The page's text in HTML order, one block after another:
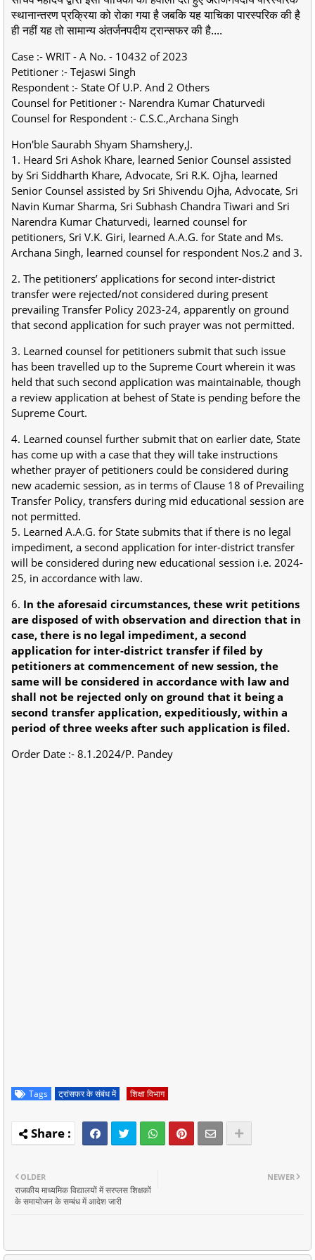
स्थानान्तरण प्रक्रिया को रोका गया है जबकि यह याचिका पारस्परिक की है
ही नहीं यह तो सामान्य अंतर्जनपदीय ट्रान्सफर की है....
Case :- WRIT - A No. - 10432 of 2023
Petitioner :- Tejaswi Singh
Respondent :- State Of U.P. And 2 Others
Counsel for Petitioner :- Narendra Kumar Chaturvedi
Counsel for Respondent :- C.S.C.,Archana Singh
Hon'ble Saurabh Shyam Shamshery,J.
1. Heard Sri Ashok Khare, learned Senior Counsel assisted
by Sri Siddharth Khare, Advocate, Sri R.K. Ojha, learned
Senior Counsel assisted by Sri Shivendu Ojha, Advocate, Sri
Navin Kumar Sharma, Sri Subhash Chandra Tiwari and Sri
Narendra Kumar Chaturvedi, learned counsel for
petitioners, Sri V.K. Giri, learned A.A.G. for State and Ms.
Archana Singh, learned counsel for respondent Nos.2 and 3.
2. The petitioners’ applications for second inter-district
transfer were rejected/not considered during present
prevailing Transfer Policy 2023-24, apparently on ground
that second application for such prayer was not permitted.
3. Learned counsel for petitioners submit that such issue
has been travelled up to the Supreme Court wherein it was
held that such second application was maintainable, though
a review application at behest of State is pending before the
Supreme Court.
4. Learned counsel further submit that on earlier date, State
has come up with a case that they will take instructions
whether prayer of petitioners could be considered during
new academic session, as in terms of Clause 18 of Prevailing
Transfer Policy, transfers during mid educational session are
not permitted.
5. Learned A.A.G. for State submits that if there is no legal
impediment, a second application for inter-district transfer
will be considered during new educational session i.e. 2024-
25, in accordance with law.
6. In the aforesaid circumstances, these writ petitions
are disposed of with observation and direction that in
case, there is no legal impediment, a second
application for inter-district transfer if filed by
petitioners at commencement of new session, the
same will be considered in accordance with law and
shall not be rejected only on ground that it being a
second transfer application, expeditiously, within a
period of three weeks after such application is filed.
Order Date :- 8.1.2024/P. Pandey
Tags ट्रांसफर के संबंध में शिक्षा विभाग
NEWER
OLDER
राजकीय माध्यमिक विद्यालयों में सरप्लस शिक्षकों
के समायोजन के सम्बंध में आदेश जारी